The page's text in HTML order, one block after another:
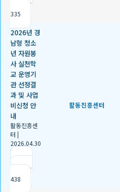
조회
335
2026년 경
남형 청소
년 자원봉
사 실천학
교 운영기
관 선정결
과 및 사업
비신청 안
내
활동진흥센
터 |
2026.04.30
|
조회
438
활동진흥센터